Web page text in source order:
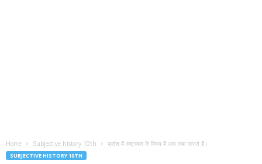
Home Subjective history 10th फ्रांस में राष्ट्रवाद के विषय में आप क्या जानते हैं।
SUBJECTIVE HISTORY 10TH